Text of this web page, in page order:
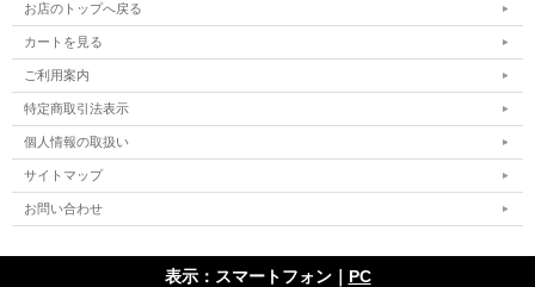
お店のトップへ戻る
カートを見る
ご利用案内
特定商取引法表示
個人情報の取扱い
サイトマップ
お問い合わせ
表示：スマートフォン｜ PC